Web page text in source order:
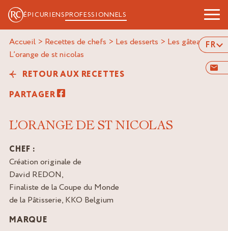
ÉPICURIENSPROFESSIONNELS
FR
Accueil > Recettes de chefs > Les desserts > Les gâteaux>
l’orange de st nicolas
RETOUR AUX RECETTES
PARTAGER
L’ORANGE DE ST NICOLAS
CHEF :
Création originale de
David REDON,
Finaliste de la Coupe du Monde
de la Pâtisserie, KKO Belgium
MARQUE